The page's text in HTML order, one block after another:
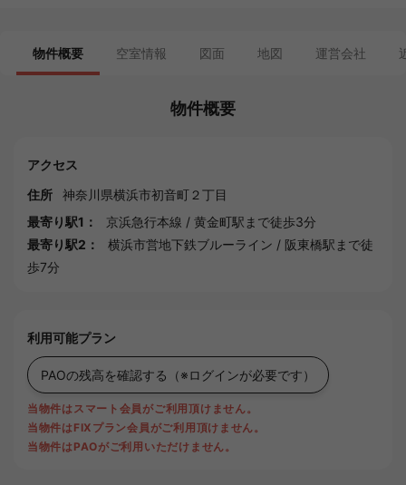
物件概要 空室情報 図面 地図 運営会社
物件概要
アクセス
住所
神奈川県横浜市初音町２丁目
最寄り駅1：
京浜急行本線 / 黄金町駅 まで徒歩3分
最寄り駅2：
横浜市営地下鉄ブルーライン / 阪東橋駅 まで徒
歩7分
利用可能プラン
PAOの残高を確認する （※ログインが必要です）
当物件はスマート会員がご利用頂けません。
当物件はFIXプラン会員がご利用頂けません。
当物件はPAOがご利用いただけません。